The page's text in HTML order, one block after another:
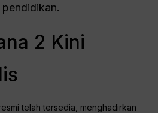
2 Kini
telah tersedia, menghadirkan